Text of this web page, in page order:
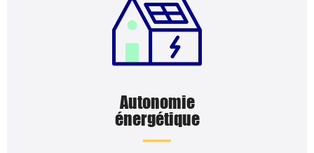
Autonomie
énergétique